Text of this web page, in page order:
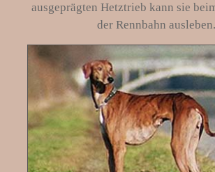
ausgeprägten Hetztrieb kann sie
der Rennbahn ausleben.